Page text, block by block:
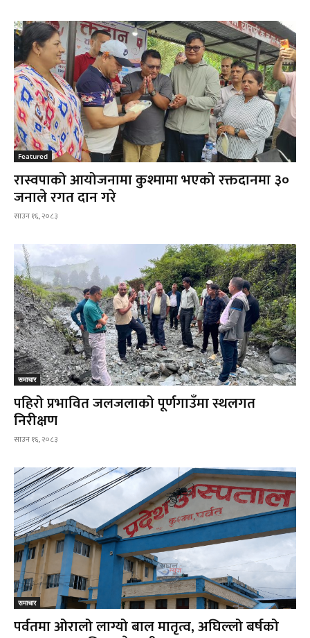
Featured
रास्वपाको आयोजनामा कुश्मामा भएको रक्तदानमा ३०
जनाले रगत दान गरे
साउन १६, २०८३
समाचार
पहिरो प्रभावित जलजलाको पूर्णगाउँमा स्थलगत
निरीक्षण
साउन १६, २०८३
समाचार
पर्वतमा ओरालो लाग्यो बाल मातृत्व, अघिल्लो बर्षको